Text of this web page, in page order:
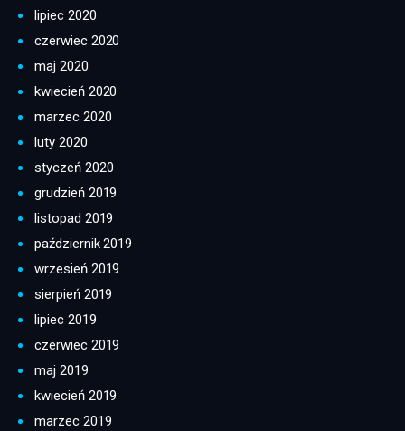
lipiec 2020
czerwiec 2020
maj 2020
kwiecień 2020
marzec 2020
luty 2020
styczeń 2020
grudzień 2019
listopad 2019
październik 2019
wrzesień 2019
sierpień 2019
lipiec 2019
czerwiec 2019
maj 2019
kwiecień 2019
marzec 2019